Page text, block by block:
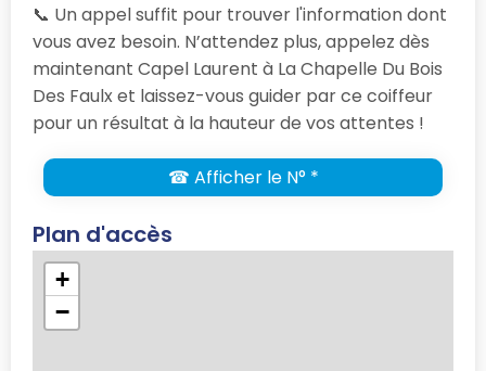
📞 Un appel suffit pour trouver l'information dont
vous avez besoin. N’attendez plus, appelez dès
maintenant Capel Laurent à La Chapelle Du Bois
Des Faulx et laissez-vous guider par ce coiffeur
pour un résultat à la hauteur de vos attentes !
☎ Afficher le N° *
Plan d'accès
+
−